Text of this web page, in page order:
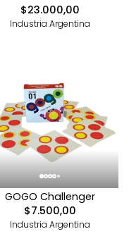
$23.000,00
Industria Argentina
GOGO Challenger
$7.500,00
Industria Argentina